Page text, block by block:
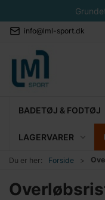
info@lml-sport.dk
BADETØJ & FODTØJ
LAGERVARER
Du er her: Forside